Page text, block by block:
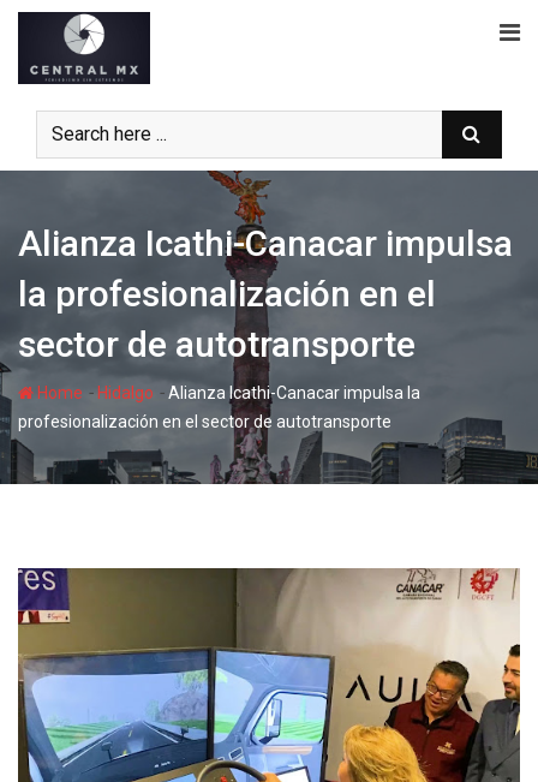
Skip
content
Alianza Icathi-Canacar impulsa
la profesionalización en el
sector de autotransporte
Home - Hidalgo -Alianza Icathi-Canacar impulsa la
profesionalización en el sector de autotransporte